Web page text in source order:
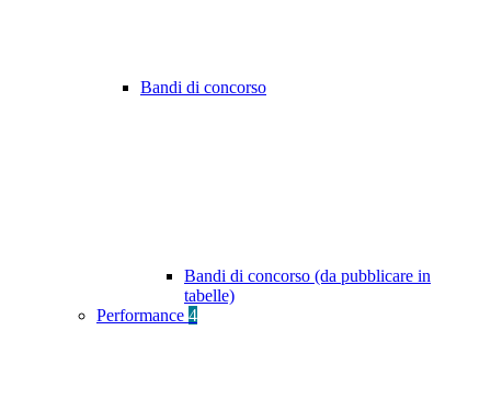
Bandi di concorso
Bandi di concorso (da pubblicare in
tabelle)
Performance 4